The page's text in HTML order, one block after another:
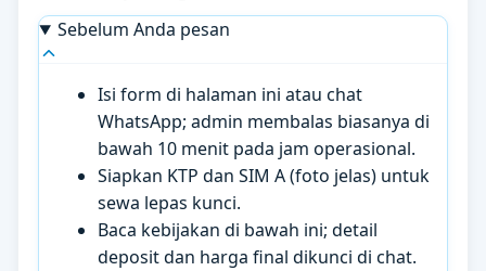
Sebelum Anda pesan
Isi form di halaman ini atau chat
WhatsApp; admin membalas biasanya di
bawah 10 menit pada jam operasional.
Siapkan KTP dan SIM A (foto jelas) untuk
sewa lepas kunci.
Baca kebijakan di bawah ini; detail
deposit dan harga final dikunci di chat.